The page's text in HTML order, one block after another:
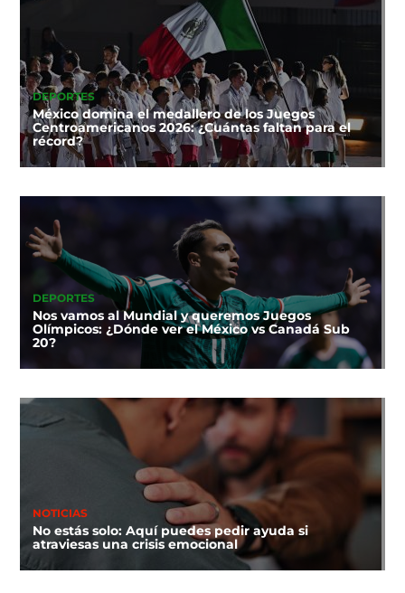
DEPORTES
México domina el medallero de los Juegos
Centroamericanos 2026: ¿Cuántas faltan para el
récord?
DEPORTES
Nos vamos al Mundial y queremos Juegos
Olímpicos: ¿Dónde ver el México vs Canadá Sub
20?
NOTICIAS
No estás solo: Aquí puedes pedir ayuda si
atraviesas una crisis emocional